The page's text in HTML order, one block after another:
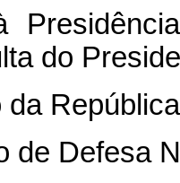
do
da
de Defesa